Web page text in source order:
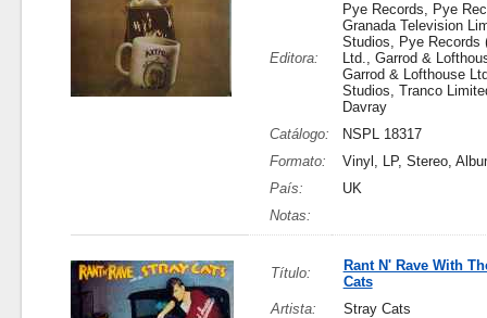
Editora:
Pye Records, Pye
Granada Television
Studios, Pye Records
Ltd., Garrod &
Garrod & Lofthouse
Studios, Tranco
Davray
Catálogo:
NSPL 18317
Formato:
Vinyl, LP, Stereo,
País:
UK
Notas:
Título:
Rant N' Rave With
Cats
Artista:
Stray Cats